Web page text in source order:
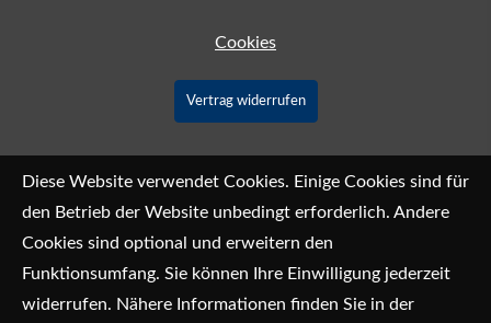
Cookies
Vertrag widerrufen
Diese Website verwendet Cookies. Einige Cookies sind für
den Betrieb der Website unbedingt erforderlich. Andere
Cookies sind optional und erweitern den
Funktionsumfang. Sie können Ihre Einwilligung jederzeit
widerrufen. Nähere Informationen finden Sie in der